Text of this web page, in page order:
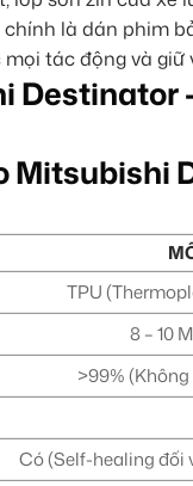
là dán phim
tác động và
Mitsubishi
TPU
8 – 10
>99%
Có (Self-healing đối